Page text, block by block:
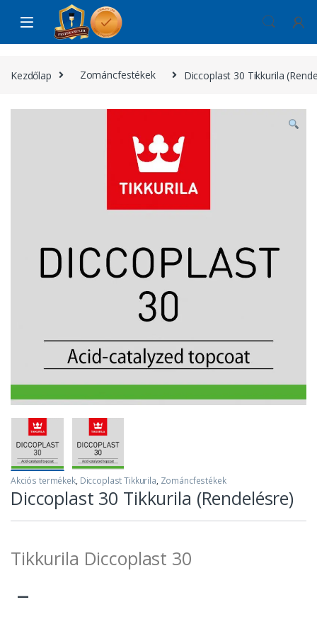
Skip to navigation
Skip to content
Kezdőlap Zománcfestékek Diccoplast 30 Tikkurila
Akciós termékek, Diccoplast Tikkurila, Zománcfestékek
Diccoplast 30 Tikkurila (Rendelésre)
Tikkurila Diccoplast 30
–